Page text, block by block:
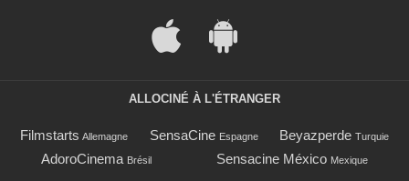
ALLOCINÉ À L'ÉTRANGER
Filmstarts Allemagne SensaCine Espagne Beyazperde Turquie
AdoroCinema Brésil Sensacine México Mexique